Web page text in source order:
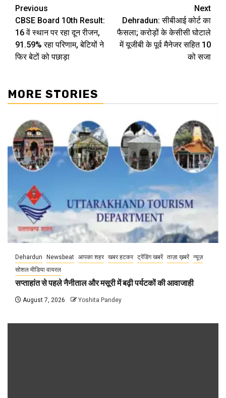
Continue
Reading
Previous
CBSE Board 10th Result:
16 वें स्थान पर रहा दून रीजन,
91.59% रहा परिणाम, बेटियों ने
फिर बेटों को पछाड़ा
Next
Dehradun: सीबीआई कोर्ट का
फैसला; करोड़ों के केसीसी घोटाले
में यूजीबी के पूर्व मैनेजर सहित 10
को सजा
MORE STORIES
Dehardun Newsbeat आपका शहर खबर हटकर ट्रेंडिंग खबरें ताज़ा ख़बरें न्यूज़
सोशल मीडिया वायरल
सप्ताहांत से पहले नैनीताल और मसूरी में बढ़ी पर्यटकों की आवाजाही
August 7, 2026 Yoshita Pandey